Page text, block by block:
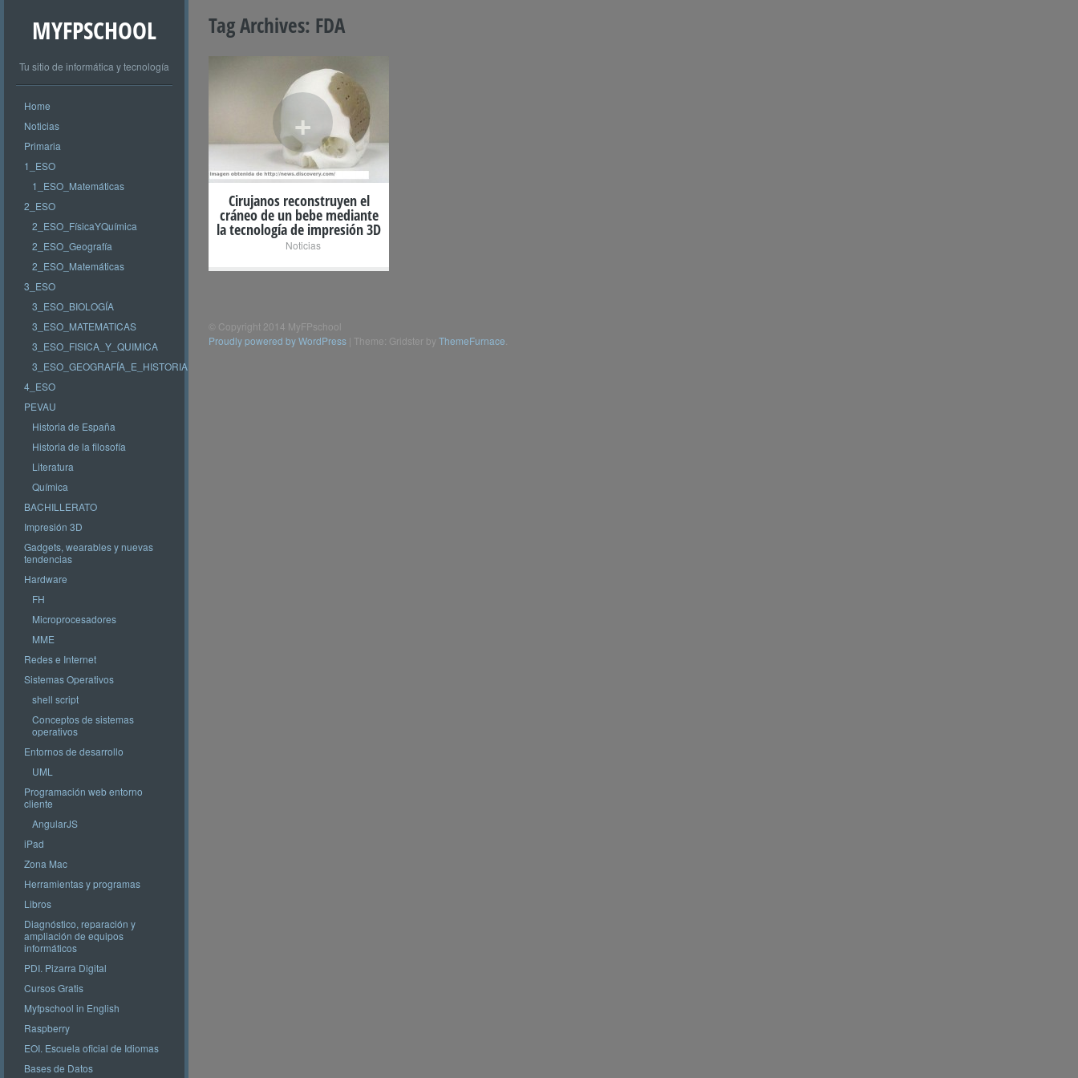
MYFPSCHOOL
Tu sitio de informática y tecnología
Home
Noticias
Primaria
1_ESO
1_ESO_Matemáticas
2_ESO
2_ESO_FísicaYQuímica
2_ESO_Geografía
2_ESO_Matemáticas
3_ESO
3_ESO_BIOLOGÍA
3_ESO_MATEMATICAS
3_ESO_FISICA_Y_QUIMICA
3_ESO_GEOGRAFÍA_E_HISTORIA
4_ESO
PEVAU
Historia de España
Historia de la filosofía
Literatura
Química
BACHILLERATO
Impresión 3D
Gadgets, wearables y nuevas
tendencias
Hardware
FH
Microprocesadores
MME
Redes e Internet
Sistemas Operativos
shell script
Conceptos de sistemas
operativos
Entornos de desarrollo
UML
Programación web entorno
cliente
AngularJS
iPad
Zona Mac
Herramientas y programas
Libros
Diagnóstico, reparación y
ampliación de equipos
informáticos
PDI. Pizarra Digital
Cursos Gratis
Myfpschool in English
Raspberry
EOI. Escuela oficial de Idiomas
Bases de Datos
Tag Archives: FDA
+
Cirujanos reconstruyen el
cráneo de un bebe mediante
la tecnología de impresión 3D
Noticias
© Copyright 2014 MyFPschool
Proudly powered by WordPress Theme: Gridster by ThemeFurnace